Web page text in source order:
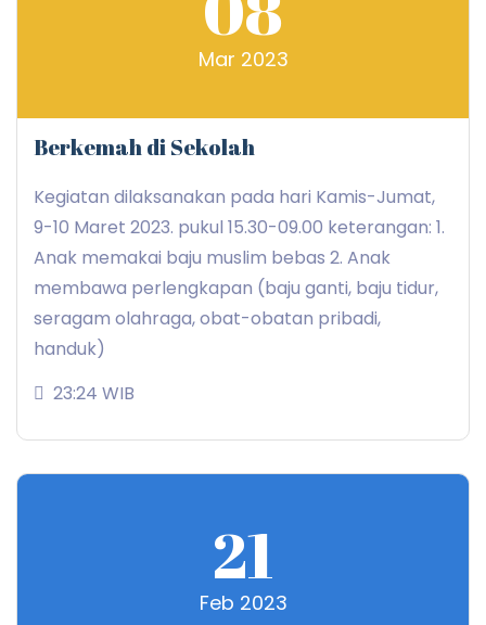
Mar 2023
Berkemah di Sekolah
Kegiatan dilaksanakan pada hari Kamis-Jumat,
9-10 Maret 2023. pukul 15.30-09.00 keterangan: 1.
Anak memakai baju muslim bebas 2. Anak
membawa perlengkapan (baju ganti, baju tidur,
seragam olahraga, obat-obatan pribadi,
handuk)
23:24 WIB
21
Feb 2023